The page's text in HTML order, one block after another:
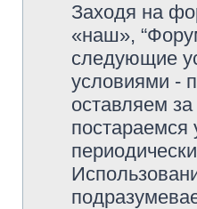
Заходя на
«наш»,
следующие
условиями -
оставляем